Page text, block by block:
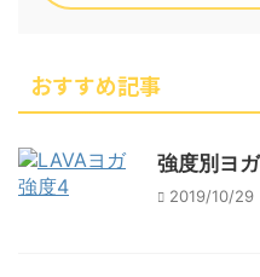
おすすめ記事
強度別ヨ
2019/10/29